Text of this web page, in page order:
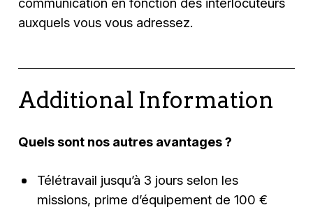
auxquels vous vous adressez.
Additional Information
Quels sont nos autres avantages ?
Télétravail jusqu’à 3 jours selon les
missions, prime d’équipement de 100 €